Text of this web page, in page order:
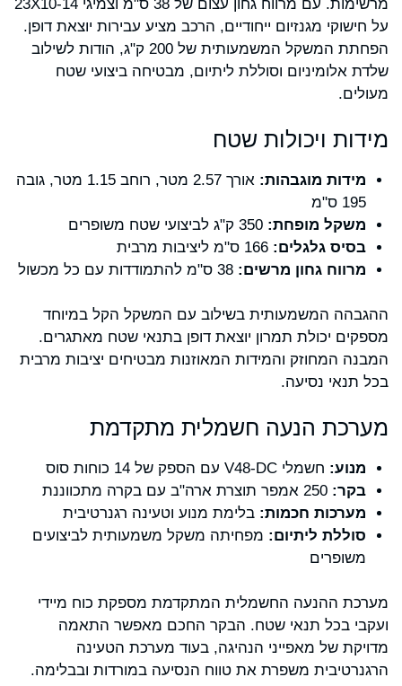
מרשימות. עם מרווח גחון עצום של 38 ס"מ וצמיגי 23X10-14
על חישוקי מגנזיום ייחודיים, הרכב מציע עבירות יוצאת דופן.
הפחתת המשקל המשמעותית של 200 ק"ג, הודות לשילוב
שלדת אלומיניום וסוללת ליתיום, מבטיחה ביצועי שטח
מעולים.
מידות ויכולות שטח
מידות מוגבהות:
אורך 2.57 מטר, רוחב 1.15 מטר, גובה
195 ס"מ
משקל מופחת: 350 ק"ג לביצועי שטח משופרים
בסיס גלגלים: 166 ס"מ ליציבות מרבית
מרווח גחון מרשים: 38 ס"מ להתמודדות עם כל מכשול
ההגבהה המשמעותית בשילוב עם המשקל הקל במיוחד
מספקים יכולת תמרון יוצאת דופן בתנאי שטח מאתגרים.
המבנה המחוזק והמידות המאוזנות מבטיחים יציבות מרבית
בכל תנאי נסיעה.
מערכת הנעה חשמלית מתקדמת
מנוע: חשמלי V48-DC עם הספק של 14 כוחות סוס
בקר: 250 אמפר תוצרת ארה"ב עם בקרה מתכווננת
מערכות חכמות: בלימת מנוע וטעינה רגנרטיבית
סוללת ליתיום: מפחיתה משקל משמעותית לביצועים
משופרים
מערכת ההנעה החשמלית המתקדמת מספקת כוח מיידי
ועקבי בכל תנאי שטח. הבקר החכם מאפשר התאמה
מדויקת של מאפייני הנהיגה, בעוד מערכת הטעינה
הרגנרטיבית משפרת את טווח הנסיעה במורדות ובבלימה.